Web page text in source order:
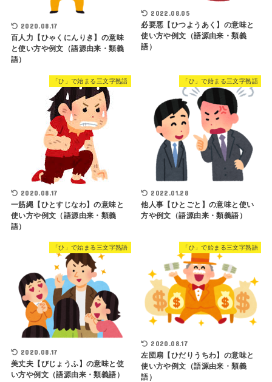
2020.08.17
百人力【ひゃくにんりき】の意味
と使い方や例文（語源由来・類義
語）
2022.08.05
必要悪【ひつようあく】の意味と
使い方や例文（語源由来・類義
語）
「ひ」で始まる三文字熟語
2020.08.17
一筋縄【ひとすじなわ】の意味と
使い方や例文（語源由来・類義
語）
「ひ」で始まる三文字熟語
2022.01.28
他人事【ひとごと】の意味と使い
方や例文（語源由来・類義語）
「ひ」で始まる三文字熟語
2020.08.17
美丈夫【びじょうふ】の意味と使
い方や例文（語源由来・類義語）
「ひ」で始まる三文字熟語
2020.08.17
左団扇【ひだりうちわ】の意味と
使い方や例文（語源由来・類義
語）